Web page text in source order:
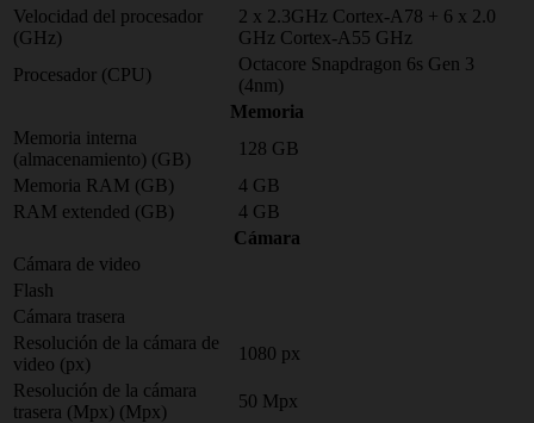
Velocidad del procesador
(GHz)
2 x 2.3GHz Cortex-A78 + 6 x 2.0
GHz Cortex-A55 GHz
Procesador (CPU)
Octacore Snapdragon 6s Gen 3
(4nm)
Memoria
Memoria interna
(almacenamiento) (GB)
128 GB
Memoria RAM (GB)
4 GB
RAM extended (GB)
4 GB
Cámara
Cámara de video
Flash
Cámara trasera
Resolución de la cámara de
video (px)
1080 px
Resolución de la cámara
trasera (Mpx) (Mpx)
50 Mpx